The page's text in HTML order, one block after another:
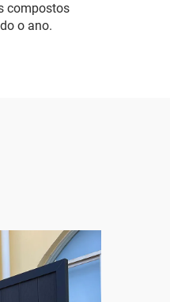
compostos
o ano.